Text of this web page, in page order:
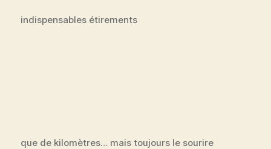
indispensables étirements
que de kilomètres… mais toujours le sourire